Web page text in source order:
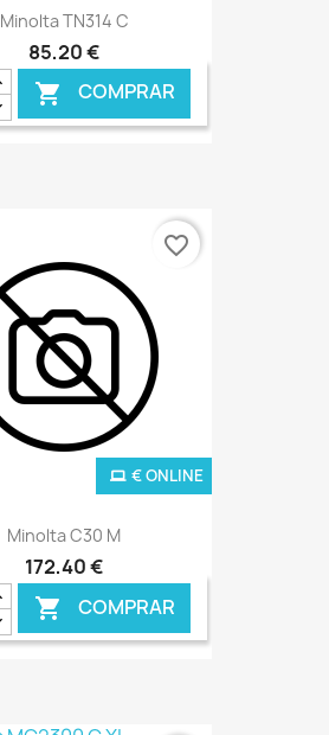
Minolta TN314 C
85,20 €
 COMPRAR
Minolta C30 M
172,40 €
 COMPRAR
€ ONLINE
favorite_border